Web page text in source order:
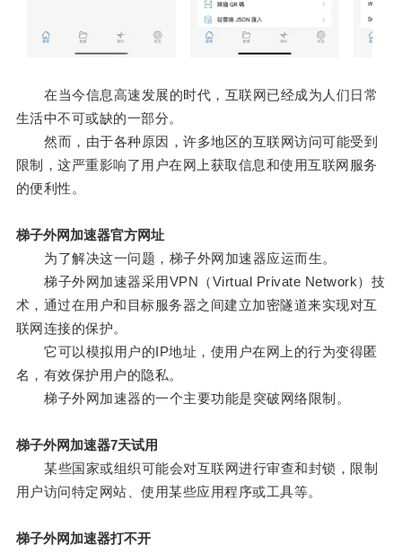
在当今信息高速发展的时代，互联网已经成为人们日常
生活中不可或缺的一部分。
然而，由于各种原因，许多地区的互联网访问可能受到
限制，这严重影响了用户在网上获取信息和使用互联网服务
的便利性。
梯子外网加速器官方网址
为了解决这一问题，梯子外网加速器应运而生。
梯子外网加速器采用VPN（Virtual Private Network）技
术，通过在用户和目标服务器之间建立加密隧道来实现对互
联网连接的保护。
它可以模拟用户的IP地址，使用户在网上的行为变得匿
名，有效保护用户的隐私。
梯子外网加速器的一个主要功能是突破网络限制。
梯子外网加速器7天试用
某些国家或组织可能会对互联网进行审查和封锁，限制
用户访问特定网站、使用某些应用程序或工具等。
梯子外网加速器打不开